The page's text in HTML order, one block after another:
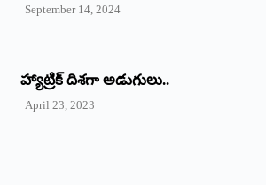
September 14, 2024
‌హ్యాట్రిక్‌ ‌దిశగా అడుగులు..
April 23, 2023